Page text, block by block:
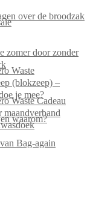
over de broodzak
zomer door zonder
Waste
(blokzeep) –
je mee?
Waste Cadeau
maandverband
waarom?
Bag-again